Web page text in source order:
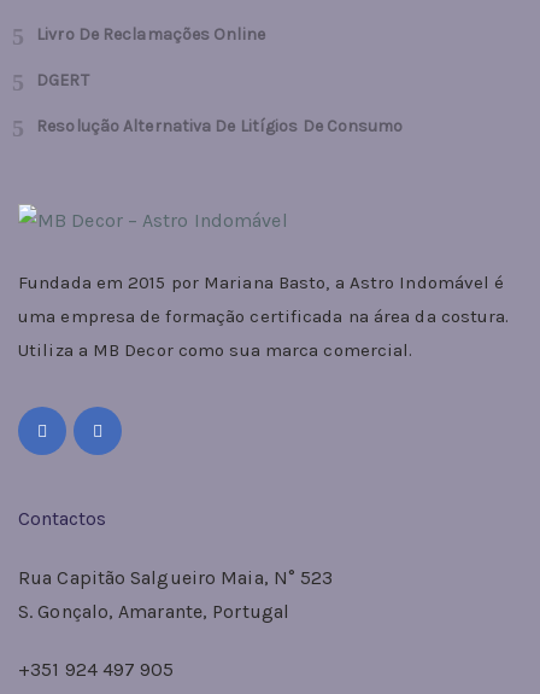
Livro De Reclamações Online
DGERT
Resolução Alternativa De Litígios De Consumo
Fundada em 2015 por Mariana Basto, a Astro Indomável é
uma empresa de formação certificada na área da costura.
Utiliza a MB Decor como sua marca comercial.
Contactos
Rua Capitão Salgueiro Maia, N° 523
S. Gonçalo, Amarante, Portugal
+351 924 497 905